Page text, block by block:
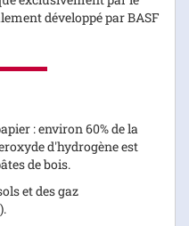
développé par BASF
: environ 60% de la
d'hydrogène est
de bois.
et des gaz